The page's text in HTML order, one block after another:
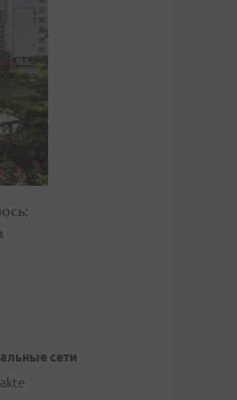
сети